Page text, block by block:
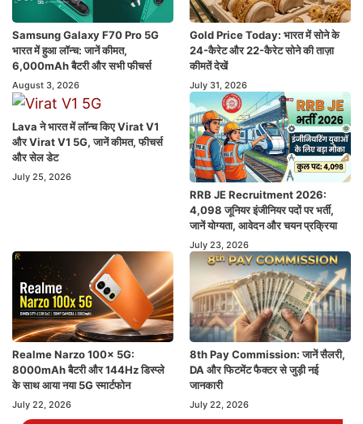
Samsung Galaxy F70 Pro 5G
भारत में हुआ लॉन्च: जानें कीमत,
6,000mAh बैटरी और सभी फीचर्स
August 3, 2026
Gold Price Today: भारत में सोने के
24-कैरेट और 22-कैरेट सोने की ताज़ा
कीमतें देखें
July 31, 2026
Lava ने भारत में लॉन्च किए Virat V1
और Virat V1 5G, जानें कीमत, फीचर्स
और सेल डेट
July 25, 2026
RRB JE Recruitment 2026:
4,098 जूनियर इंजीनियर पदों पर भर्ती,
जानें योग्यता, आवेदन और चयन प्रक्रिया
July 23, 2026
Realme Narzo 100x 5G:
8000mAh बैटरी और 144Hz डिस्प्ले
के साथ आया नया 5G स्मार्टफोन
July 22, 2026
8th Pay Commission: जानें सैलरी,
DA और फिटमेंट फैक्टर से जुड़ी नई
जानकारी
July 22, 2026